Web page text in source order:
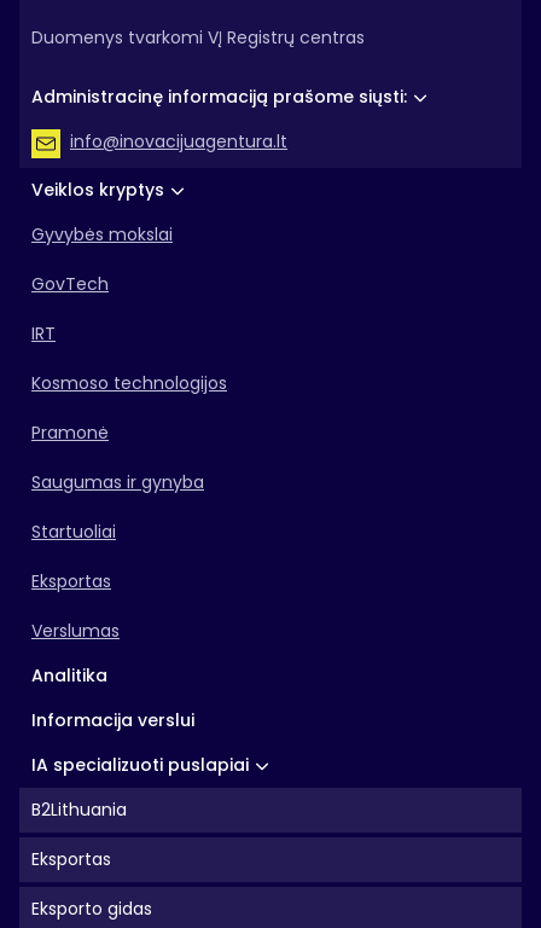
Veiklos kryptys
Gyvybės mokslai
GovTech
IRT
Kosmoso technologijos
Pramonė
Saugumas ir gynyba
Startuoliai
Eksportas
Verslumas
Analitika
Informacija verslui
IA specializuoti puslapiai
B2Lithuania
Eksportas
Eksporto gidas
Duomenys tvarkomi VĮ Registrų centras
Administracinę informaciją prašome siųsti:
info@inovacijuagentura.lt